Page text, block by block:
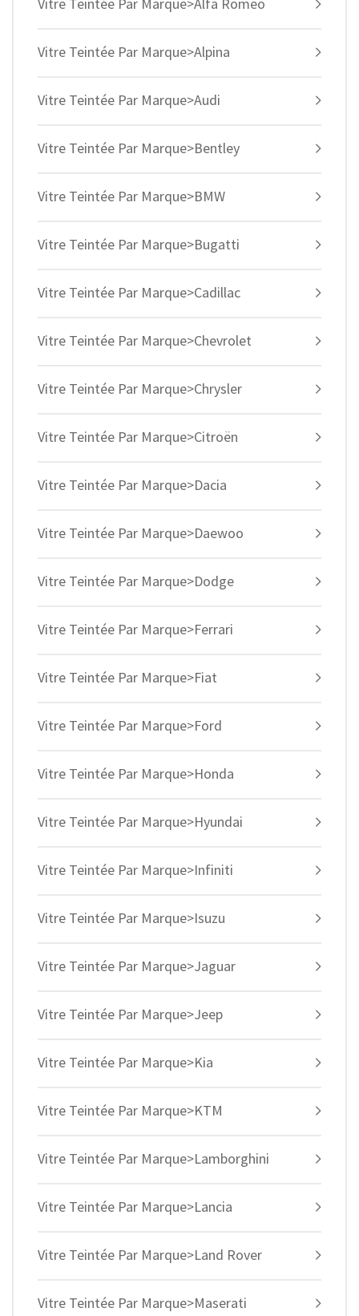
Vitre Teintée Par Marque>Alpina
Vitre Teintée Par Marque>Audi
Vitre Teintée Par Marque>Bentley
Vitre Teintée Par Marque>BMW
Vitre Teintée Par Marque>Bugatti
Vitre Teintée Par Marque>Cadillac
Vitre Teintée Par Marque>Chevrolet
Vitre Teintée Par Marque>Chrysler
Vitre Teintée Par Marque>Citroën
Vitre Teintée Par Marque>Dacia
Vitre Teintée Par Marque>Daewoo
Vitre Teintée Par Marque>Dodge
Vitre Teintée Par Marque>Ferrari
Vitre Teintée Par Marque>Fiat
Vitre Teintée Par Marque>Ford
Vitre Teintée Par Marque>Honda
Vitre Teintée Par Marque>Hyundai
Vitre Teintée Par Marque>Infiniti
Vitre Teintée Par Marque>Isuzu
Vitre Teintée Par Marque>Jaguar
Vitre Teintée Par Marque>Jeep
Vitre Teintée Par Marque>Kia
Vitre Teintée Par Marque>KTM
Vitre Teintée Par Marque>Lamborghini
Vitre Teintée Par Marque>Lancia
Vitre Teintée Par Marque>Land Rover
Vitre Teintée Par Marque>Maserati